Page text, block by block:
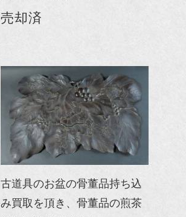
売却済
古道具のお盆の骨董品持ち込
み買取を頂き、骨董品の煎茶